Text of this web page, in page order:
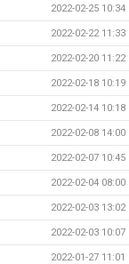
2022-02-25 10:34
2022-02-22 11:33
2022-02-20 11:22
2022-02-18 10:19
2022-02-14 10:18
2022-02-08 14:00
2022-02-07 10:45
2022-02-04 08:00
2022-02-03 13:02
2022-02-03 10:07
2022-01-27 11:01